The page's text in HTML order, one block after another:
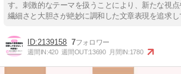
す。刺激的なテーマを扱うことにより、新たな視
繊細さと大胆さが絶妙に調和した文章表現を追求し
2139158 7
週間IN:420 週間OUT:13690 月間IN:1780